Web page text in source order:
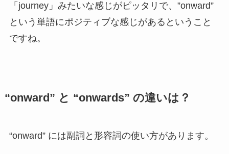
「journey」みたいな感じがピッタリで、”onward”
という単語にポジティブな感じがあるということ
ですね。
“onward” と “onwards” の違いは？
“onward” には副詞と形容詞の使い方があります。